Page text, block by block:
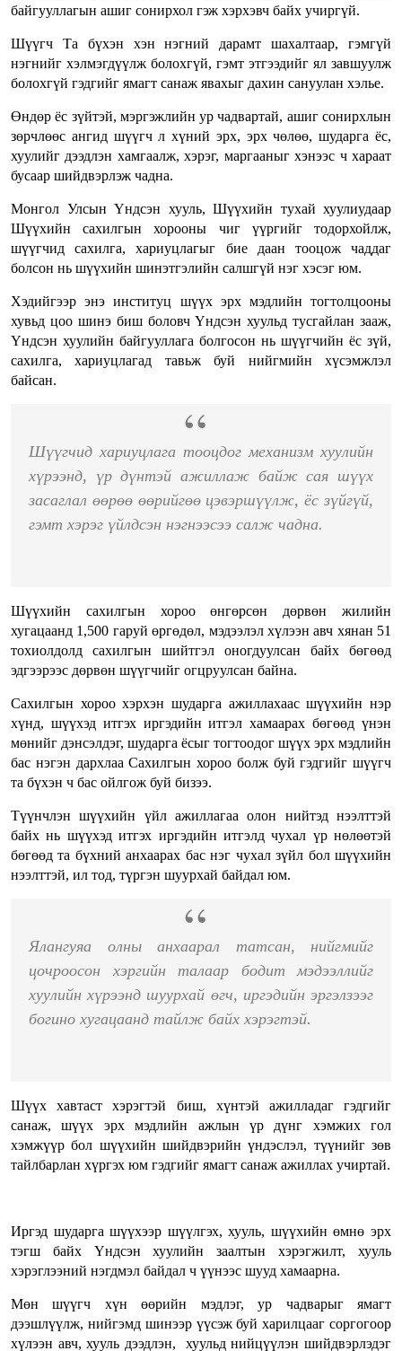
байгууллагын ашиг сонирхол гэж хэрхэвч байх учиргүй.
Шүүгч Та бүхэн хэн нэгний дарамт шахалтаар, гэмгүй
нэгнийг хэлмэгдүүлж болохгүй, гэмт этгээдийг ял завшуулж
болохгүй гэдгийг ямагт санаж явахыг дахин сануулан хэлье.
Өндөр ёс зүйтэй, мэргэжлийн ур чадвартай, ашиг сонирхлын
зөрчлөөс ангид шүүгч л хүний эрх, эрх чөлөө, шударга ёс,
хуулийг дээдлэн хамгаалж, хэрэг, маргааныг хэнээс ч хараат
бусаар шийдвэрлэж чадна.
Монгол Улсын Үндсэн хууль, Шүүхийн тухай хуулиудаар
Шүүхийн сахилгын хорооны чиг үүргийг тодорхойлж,
шүүгчид сахилга, хариуцлагыг бие даан тооцож чаддаг
болсон нь шүүхийн шинэтгэлийн салшгүй нэг хэсэг юм.
Хэдийгээр энэ институц шүүх эрх мэдлийн тогтолцооны
хувьд цоо шинэ биш боловч Үндсэн хуульд тусгайлан зааж,
Үндсэн хуулийн байгууллага болгосон нь шүүгчийн ёс зүй,
сахилга, хариуцлагад тавьж буй нийгмийн хүсэмжлэл
байсан.
Шүүгчид хариуцлага тооцдог механизм хуулийн
хүрээнд, үр дүнтэй ажиллаж байж сая шүүх
засаглал өөрөө өөрийгөө цэвэршүүлж, ёс зүйгүй,
гэмт хэрэг үйлдсэн нэгнээсээ салж чадна.
Шүүхийн сахилгын хороо өнгөрсөн дөрвөн жилийн
хугацаанд 1,500 гаруй өргөдөл, мэдээлэл хүлээн авч хянан 51
тохиолдолд сахилгын шийтгэл оногдуулсан байх бөгөөд
эдгээрээс дөрвөн шүүгчийг огцруулсан байна.
Сахилгын хороо хэрхэн шударга ажиллахаас шүүхийн нэр
хүнд, шүүхэд итгэх иргэдийн итгэл хамаарах бөгөөд үнэн
мөнийг дэнсэлдэг, шударга ёсыг тогтоодог шүүх эрх мэдлийн
бас нэгэн дархлаа Сахилгын хороо болж буй гэдгийг шүүгч
та бүхэн ч бас ойлгож буй бизээ.
Түүнчлэн шүүхийн үйл ажиллагаа олон нийтэд нээлттэй
байх нь шүүхэд итгэх иргэдийн итгэлд чухал үр нөлөөтэй
бөгөөд та бүхний анхаарах бас нэг чухал зүйл бол шүүхийн
нээлттэй, ил тод, түргэн шуурхай байдал юм.
Ялангуяа олны анхаарал татсан, нийгмийг
цочроосон хэргийн талаар бодит мэдээллийг
хуулийн хүрээнд шуурхай өгч, иргэдийн эргэлзээг
богино хугацаанд тайлж байх хэрэгтэй.
Шүүх хавтаст хэрэгтэй биш, хүнтэй ажилладаг гэдгийг
санаж, шүүх эрх мэдлийн ажлын үр дүнг хэмжих гол
хэмжүүр бол шүүхийн шийдвэрийн үндэслэл, түүнийг зөв
тайлбарлан хүргэх юм гэдгийг ямагт санаж ажиллах учиртай.
Иргэд шударга шүүхээр шүүлгэх, хууль, шүүхийн өмнө эрх
тэгш байх Үндсэн хуулийн заалтын хэрэгжилт, хууль
хэрэглээний нэгдмэл байдал ч үүнээс шууд хамаарна.
Мөн шүүгч хүн өөрийн мэдлэг, ур чадварыг ямагт
дээшлүүлж, нийгэмд шинээр үүсэж буй харилцааг соргогоор
хүлээн авч, хууль дээдлэн, хуульд нийцүүлэн шийдвэрлэдэг